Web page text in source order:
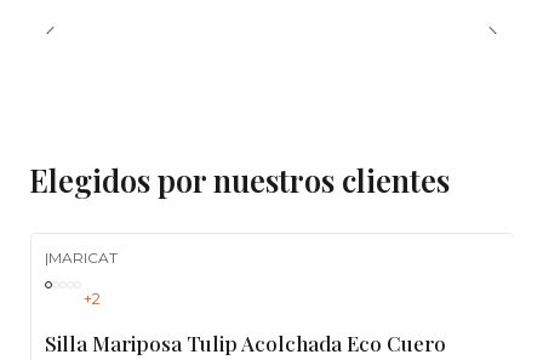
Elegidos por nuestros clientes
|MARICAT
+2
Silla Mariposa Tulip Acolchada Eco Cuero